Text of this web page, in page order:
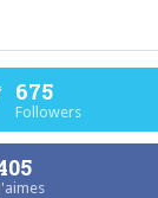
675
Followers